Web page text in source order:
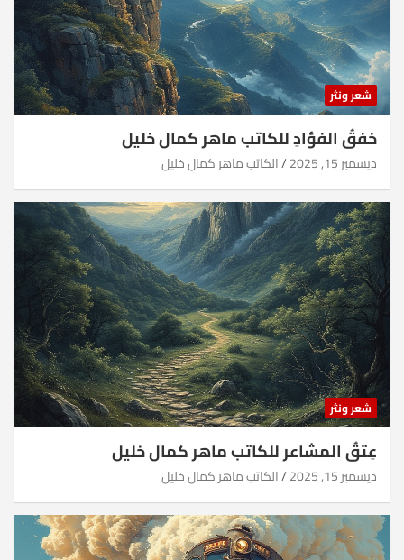
شعر ونثر
خفقُ الفؤادِ للكاتب ماهر كمال خليل
ديسمبر 15, 2025 الكاتب ماهر كمال خليل
شعر ونثر
عِتقُ المشاعر للكاتب ماهر كمال خليل
ديسمبر 15, 2025 الكاتب ماهر كمال خليل